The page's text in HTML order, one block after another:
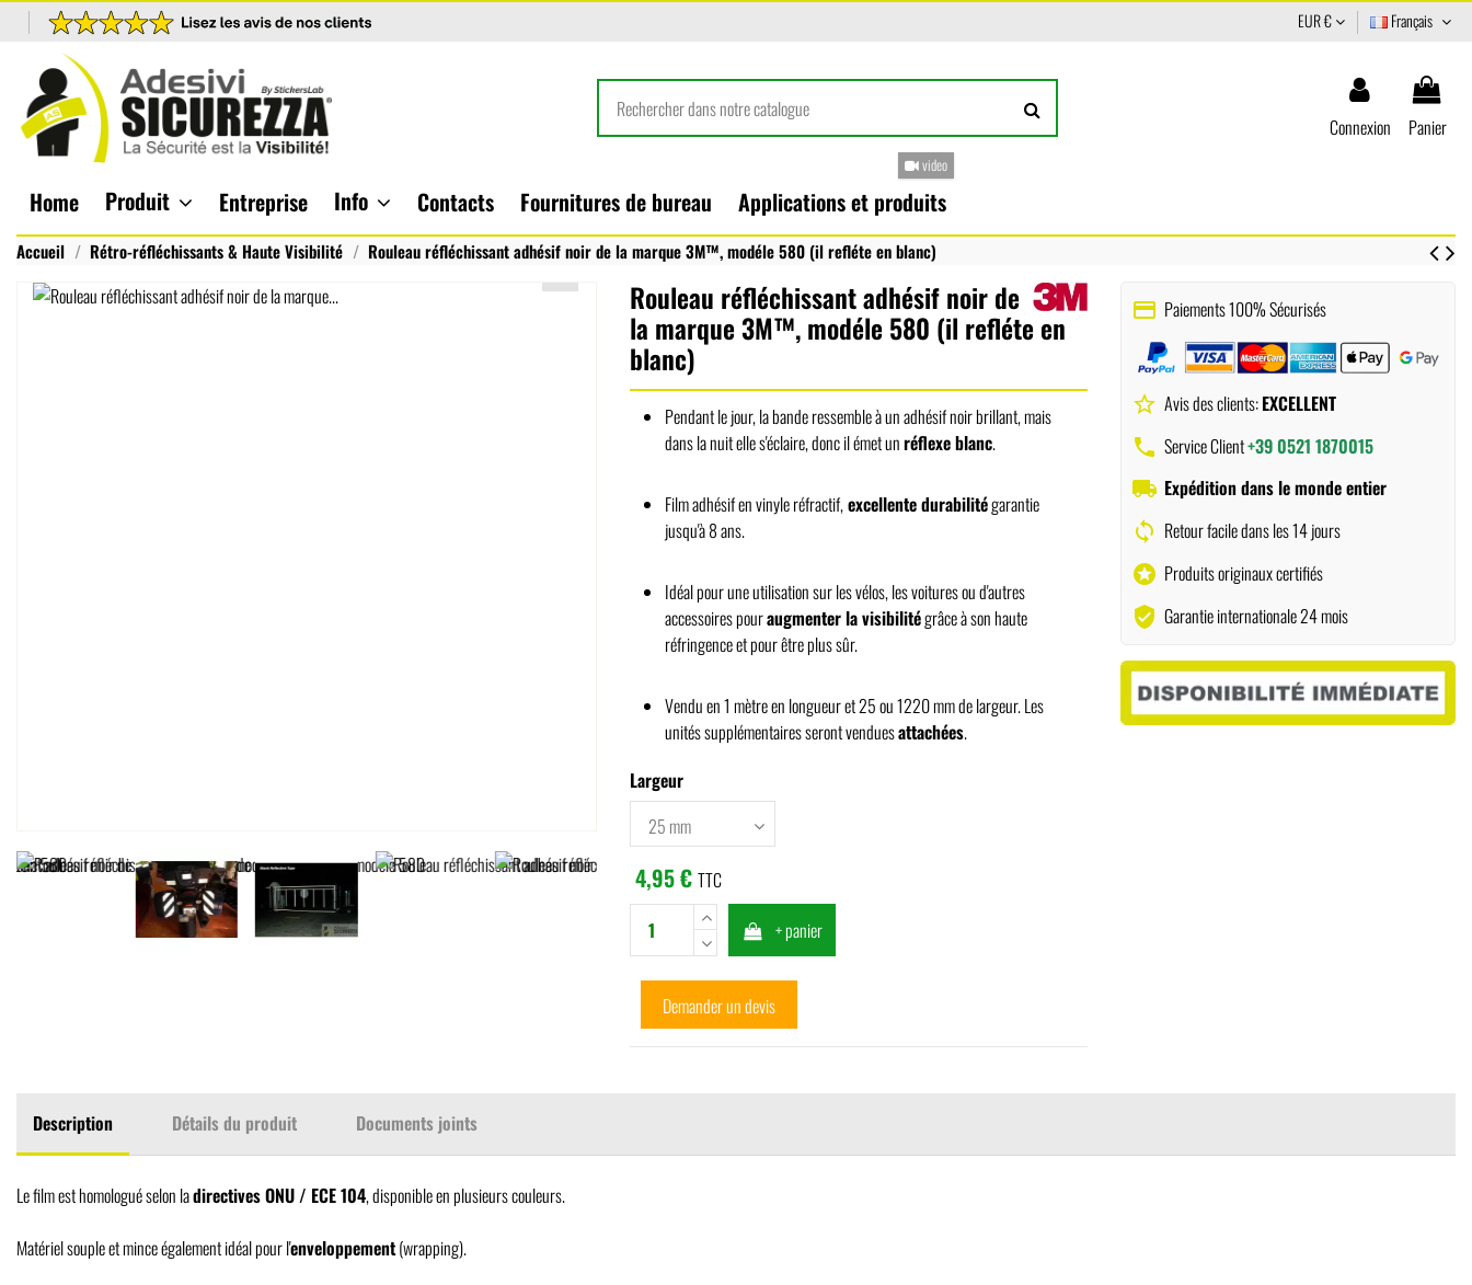
EUR € Français
Connexion Panier
Home Produit Entreprise Info Contacts Fournitures de bureau Applications et produits
video
Accueil Rétro-réfléchissants & Haute Visibilité Rouleau réfléchissant adhésif noir de la marque 3M™, modéle 580 (il refléte en blanc)
Rouleau réfléchissant adhésif noir de
la marque 3M™, modéle 580 (il refléte en
blanc)
Pendant le jour, la bande ressemble à un adhésif noir brillant, mais
dans la nuit elle s'éclaire, donc il émet unréflexe blanc.
Film adhésif en vinyle réfractif,excellente durabilitégarantie
jusqu'à 8 ans.
Idéal pour une utilisation sur les vélos, les voitures ou d'autres
accessoires pouraugmenter la visibilitégrâce à son haute
réfringence et pour être plus sûr.
Vendu en 1 mètre en longueur et 25 ou 1220 mm de largeur.Les
unités supplémentaires seront venduesattachées.
Largeur
4,95 € TTC
+ panier
Demander un devis
payment Paiements 100% Sécurisés
star_border Avis des clients:EXCELLENT
phone Service Client+39 0521 1870015
local_shipping Expédition dans le monde entier
sync Retour facile dans les 14 jours
stars Produits originaux certifiés
verified_user Garantie internationale 24 mois
Description Détails du produit Documents joints
Le film est homologué selon ladirectives ONU / ECE 104,disponible en plusieurs couleurs.
Matériel souple et mince également idéal pour l'enveloppement(wrapping).